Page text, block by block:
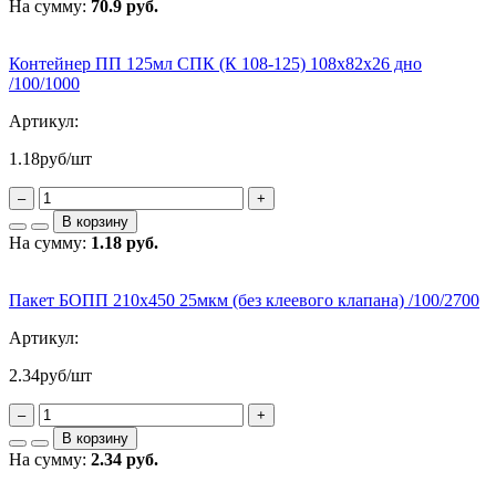
На сумму: 70.9 руб.
Контейнер ПП 125мл СПК (К 108-125) 108х82х26 дно
/100/1000
Артикул:
1.18руб/шт
–
+
В корзину
На сумму: 1.18 руб.
Пакет БОПП 210х450 25мкм (без клеевого клапана) /100/2700
Артикул:
2.34руб/шт
–
+
В корзину
На сумму: 2.34 руб.